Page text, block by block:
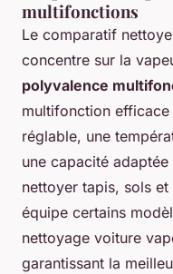
multifonctions
Le comparatif
concentre sur la
polyvalence
multifonction
réglable, une
une capacité
nettoyer tapis, sols et
équipe certains
nettoyage voiture
garantissant la